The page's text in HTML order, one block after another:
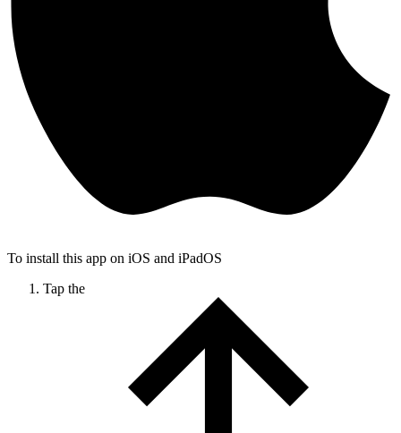
To install this app on iOS and iPadOS
Tap the